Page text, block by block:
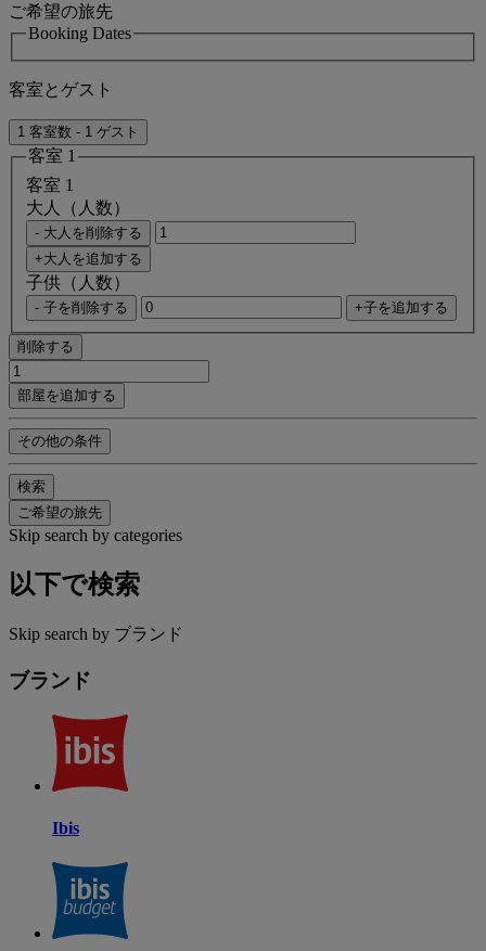
ご希望の旅先
Booking Dates
客室とゲスト
1 客室数 - 1 ゲスト
客室 1
客室 1
大人（人数）
- 大人を削除する
+大人を追加する
子供（人数）
- 子を削除する +子を追加する
削除する
部屋を追加する
その他の条件
検索
ご希望の旅先
Skip search by categories
以下で検索
Skip search by ブランド
ブランド
Ibis